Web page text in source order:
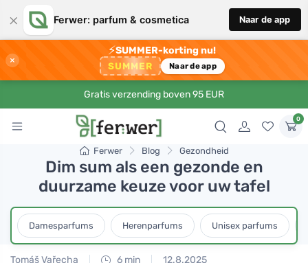
× Ferwer: parfum & cosmetica Naar de app
×
⚡SUMMER-korting nu!
SUMMER Naar de app
Gratis verzending boven 95 EUR
0
Ferwer Blog Gezondheid
Dim sum als een gezonde en
duurzame keuze voor uw tafel
Damesparfums Herenparfums Unisex parfums
Tomáš Vařecha 6 min 12.8.2025